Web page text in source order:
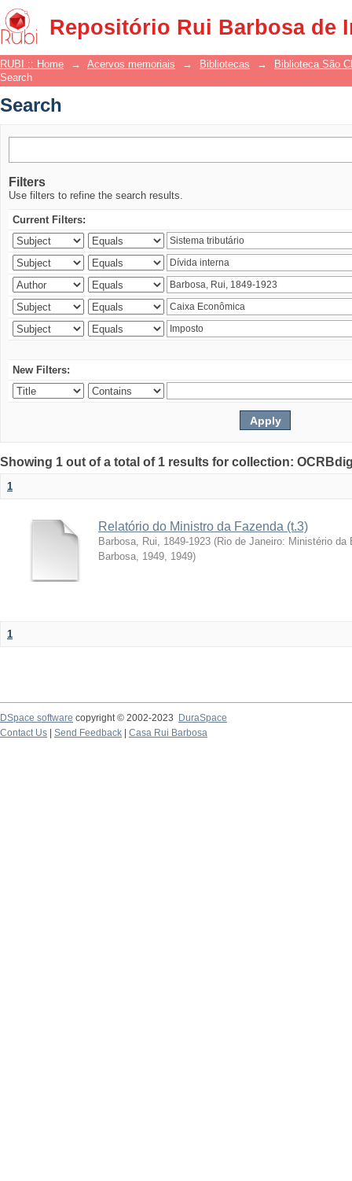
Repositório Rui Barbosa de
Search
RUBI :: Home → Acervos memoriais → Bibliotecas →
Biblioteca São
Search
Search
Filters
Use filters to refine the search results.
Current Filters:
New Filters:
Showing 1 out of a total of 1 results for collection:
1
Relatório do Ministro da Fazenda (t.3)
Barbosa, Rui, 1849-1923 (Rio de Janeiro: Ministério
Barbosa, 1949, 1949)
1
DSpace software copyright © 2002-2023
DuraSpace
Contact Us
Send Feedback Casa Rui Barbosa